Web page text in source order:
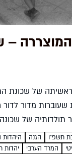
–
ראשיתה של שכונת
שעוברות מדור
תולדותיה של
דני בר-מעוז
הגנה
המרד הערבי יהדות